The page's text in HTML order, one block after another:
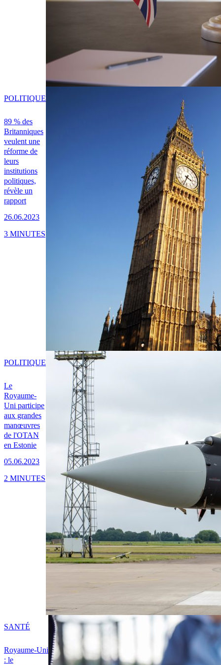
89 % des
Britanniques
veulent une
réforme de
leurs
institutions
politiques,
révèle un
rapport
26.06.2023
POLITIQUE
3 MINUTES
Le
Royaume-
Uni participe
aux grandes
manœuvres
de l'OTAN
en Estonie
05.06.2023
POLITIQUE
2 MINUTES
Royaume-Uni
: le
SANTÉ